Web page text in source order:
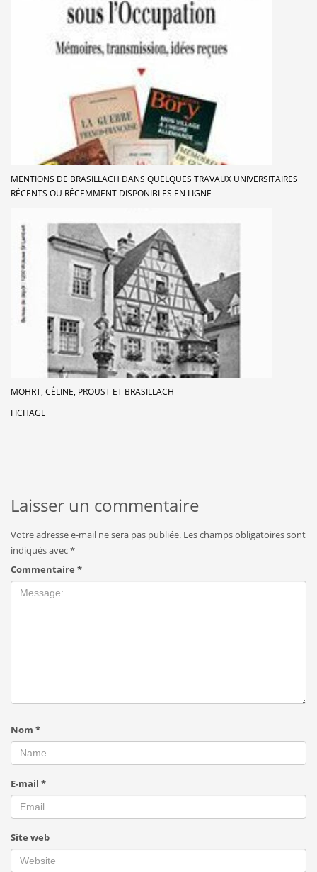
MENTIONS DE BRASILLACH DANS QUELQUES TRAVAUX UNIVERSITAIRES
RÉCENTS OU RÉCEMMENT DISPONIBLES EN LIGNE
MOHRT, CÉLINE, PROUST ET BRASILLACH
FICHAGE
Laisser un commentaire
Votre adresse e-mail ne sera pas publiée. Les champs obligatoires sont
indiqués avec*
Commentaire *
Nom *
E-mail *
Site web